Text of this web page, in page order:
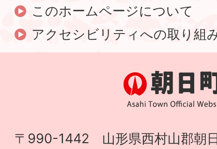
このホームページについて
アクセシビリティへの取り組
〒990-1442 山形県西村山郡朝